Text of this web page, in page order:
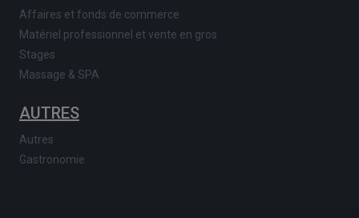
Affaires et fonds de commerce
Matériel professionnel et vente en gros
Stages
Massage & SPA
AUTRES
Autres
Gastronomie